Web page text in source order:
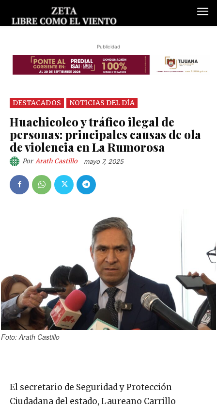
Publicidad
DESTACADOS NOTICIAS DEL DÍA
Huachicoleo y tráfico ilegal de
personas: principales causas de ola
de violencia en La Rumorosa
Por Arath Castillo mayo 7, 2025
Foto: Arath Castillo
El secretario de Seguridad y Protección
Ciudadana del estado, Laureano Carrillo